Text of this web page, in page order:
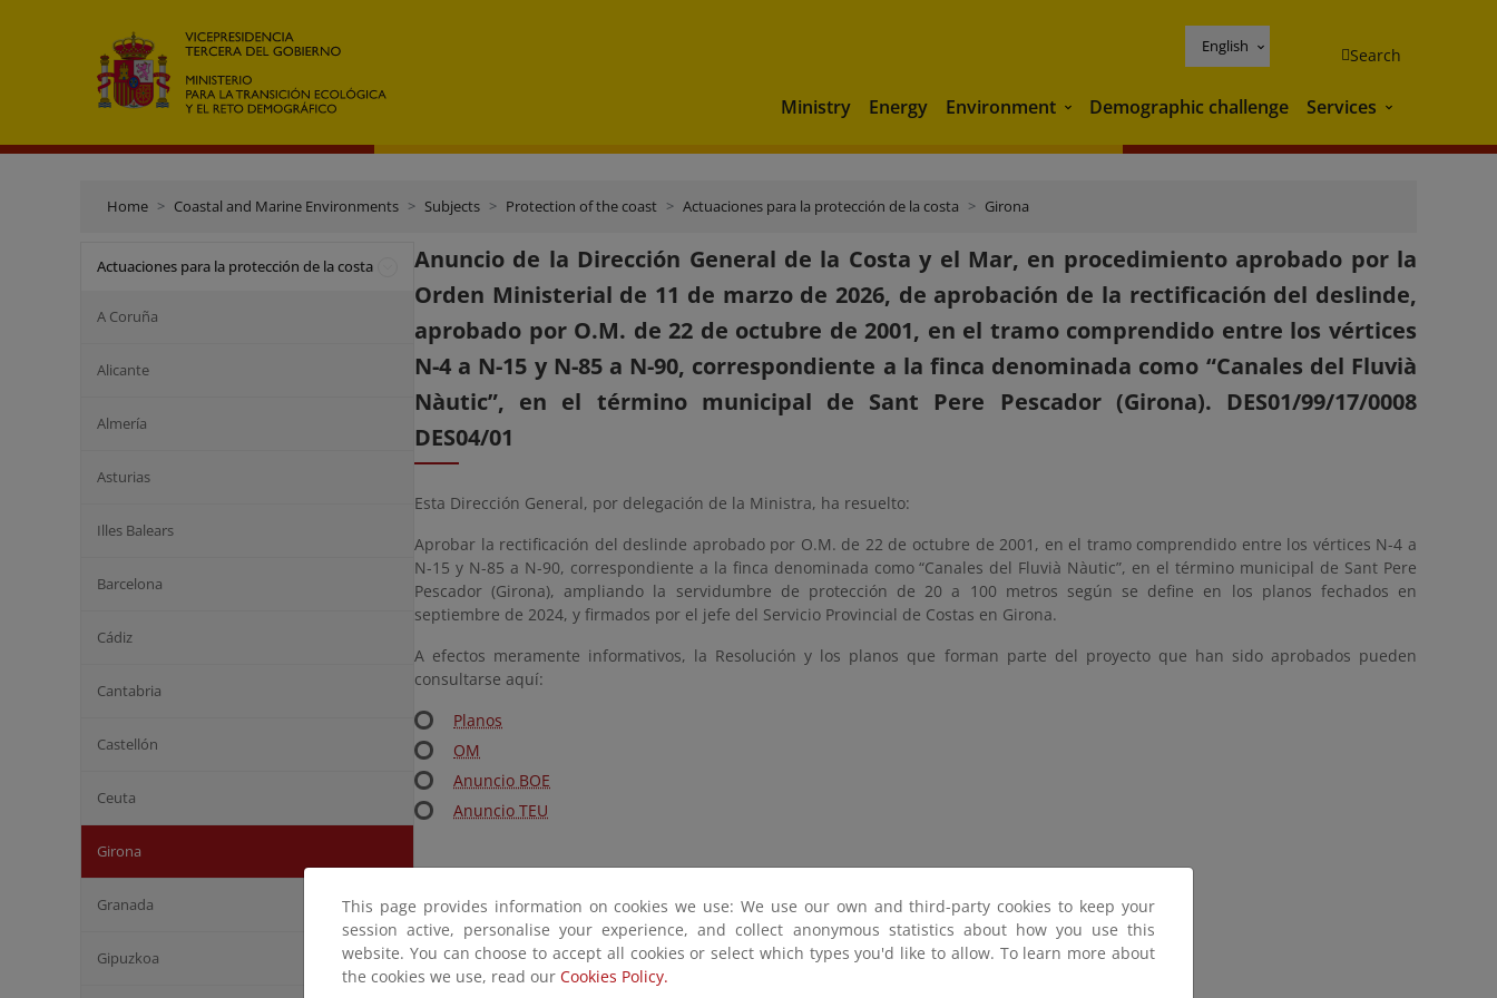
English Search
Ministry Energy Environment Environment
Demographic challenge Services Services
Home Coastal and Marine Environments Subjects Protection of the coast Actuaciones para la protección de la costa Girona
Actuaciones para la protección de la costa
A Coruña
Alicante
Almería
Asturias
Illes Balears
Barcelona
Cádiz
Cantabria
Castellón
Ceuta
Girona
Granada
Gipuzkoa
Anuncio de la Dirección General de la Costa y el Mar, en procedimiento aprobado por la
Orden Ministerial de 11 de marzo de 2026, de aprobación de la rectificación del deslinde,
aprobado por O.M. de 22 de octubre de 2001, en el tramo comprendido entre los vértices
N-4 a N-15 y N-85 a N-90, correspondiente a la finca denominada como “Canales del Fluvià
Nàutic”, en el término municipal de Sant Pere Pescador (Girona). DES01/99/17/0008
DES04/01
Esta Dirección General, por delegación de la Ministra, ha resuelto:
Aprobar la rectificación del deslinde aprobado por O.M. de 22 de octubre de 2001, en el tramo comprendido entre los vértices N-4 a
N-15 y N-85 a N-90, correspondiente a la finca denominada como “Canales del Fluvià Nàutic”, en el término municipal de Sant Pere
Pescador (Girona), ampliando la servidumbre de protección de 20 a 100 metros según se define en los planos fechados en
septiembre de 2024, y firmados por el jefe del Servicio Provincial de Costas en Girona.
A efectos meramente informativos, la Resolución y los planos que forman parte del proyecto que han sido aprobados pueden
consultarse aquí:
Planos
OM
Anuncio BOE
Anuncio TEU
This page provides information on cookies we use: We use our own and third-party cookies to keep your
session active, personalise your experience, and collect anonymous statistics about how you use this
website. You can choose to accept all cookies or select which types you'd like to allow. To learn more about
the cookies we use, read our Cookies Policy.